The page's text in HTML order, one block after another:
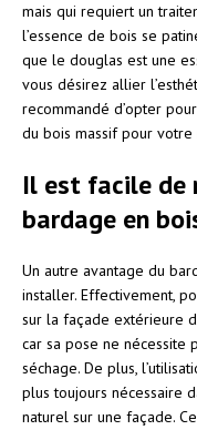
mais qui requiert un
l’essence de bois se
que le douglas est une
vous désirez allier
recommandé d’opter
du bois massif pour votre
Il est facile de
bardage en
Un autre avantage du
installer. Effectivement,
sur la façade extérieure
car sa pose ne nécessite
séchage. De plus,
plus toujours nécessaire
naturel sur une façade.